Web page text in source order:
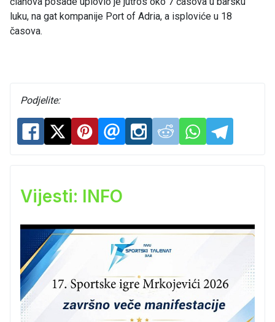
luku, na gat kompanije Port of Adria, a isploviće u 18
časova.
Podjelite:
Vijesti: INFO